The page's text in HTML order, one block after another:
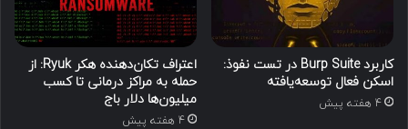
کاربرد Burp Suite در تست نفوذ:
اسکن فعال توسعه‌یافته
4 هفته پیش
اعتراف تکان‌دهنده هکر Ryuk: از
حمله به مراکز درمانی تا کسب
میلیون‌ها دلار باج
4 هفته پیش